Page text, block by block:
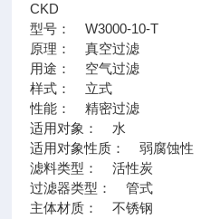
CKD
型号： W3000-10-T
原理： 真空过滤
用途： 空气过滤
样式： 立式
性能： 精密过滤
适用对象： 水
适用对象性质： 弱腐蚀性
滤料类型： 活性炭
过滤器类型： 管式
主体材质： 不锈钢